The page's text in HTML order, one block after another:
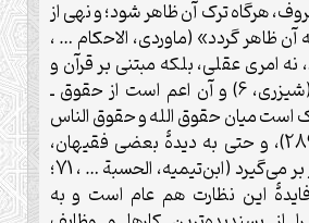
هرگاه ترک آن ظاهر شود؛ و نهی از
آن ظاهر گردد» (ماوردی، الاحکام … ،
نه امری عقلی، بلکه مبتنی بر قرآن و
سنـت دانستـه‌اند (شیزری، 6) و آن اعم است از حقوق ـ
است میان حقوق الله و حقوق الناس
(ابویعلى، 287- 289)، و حتى به دیدۀ بعضی فقیهان،
حقوق الله را هم در بر می‌گیرد (ابن‌تیمیه، الحسبة … ، 71؛
4/156). فایدۀ این نظارت هم عام است و به